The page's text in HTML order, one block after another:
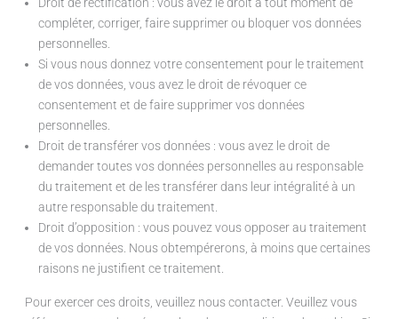
compléter, corriger, faire supprimer ou bloquer vos données
personnelles.
Si vous nous donnez votre consentement pour le traitement
de vos données, vous avez le droit de révoquer ce
consentement et de faire supprimer vos données
personnelles.
Droit de transférer vos données : vous avez le droit de
demander toutes vos données personnelles au responsable
du traitement et de les transférer dans leur intégralité à un
autre responsable du traitement.
Droit d’opposition : vous pouvez vous opposer au traitement
de vos données. Nous obtempérerons, à moins que certaines
raisons ne justifient ce traitement.
Pour exercer ces droits, veuillez nous contacter. Veuillez vous